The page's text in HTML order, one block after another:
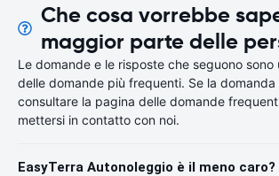
Che cosa vorrebbe
maggior parte delle
Le domande e le risposte che seguono sono
delle domande più frequenti. Se la domanda
consultare la pagina delle domande
mettersi in contatto con noi.
EasyTerra Autonoleggio è il meno caro?